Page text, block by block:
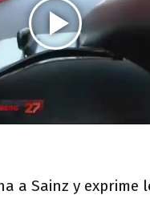
a Sainz y exprime